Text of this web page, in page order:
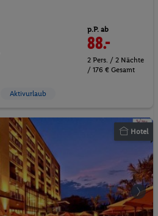
p.P. ab
88.-
2 Pers. / 2 Nächte
/ 176 € Gesamt
Aktivurlaub
Hotel